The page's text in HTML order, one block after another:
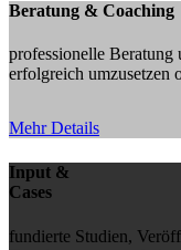
Beratung & Coaching
professionelle Beratung
erfolgreich umzusetzen
Mehr Details
Input &
Cases
fundierte Studien,